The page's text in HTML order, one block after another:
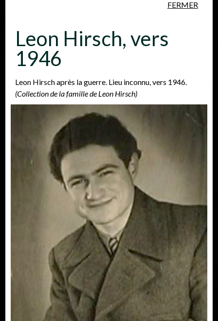
Personnes Lieux Événements
Leon Hirsch, vers
1946
FERMER
Leon Hirsch après la guerre. Lieu inconnu, vers 1946.
(Collection de la famille de Leon Hirsch)